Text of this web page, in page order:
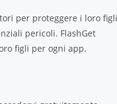
per proteggere i loro
pericoli. FlashGet
figli per ogni app.